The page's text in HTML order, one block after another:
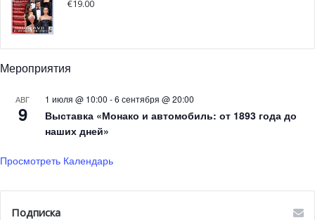
€19.00
Мероприятия
АВГ
9
1 июля @ 10:00 -6 сентября @ 20:00
Выставка «Монако и автомобиль: от 1893 года до
наших дней»
Просмотреть Календарь
Подписка